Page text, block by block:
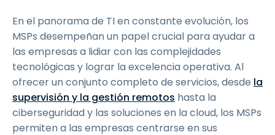
En el panorama de TI en constante evolución, los
MSPs desempeñan un papel crucial para ayudar a
las empresas a lidiar con las complejidades
tecnológicas y lograr la excelencia operativa. Al
ofrecer un conjunto completo de servicios, desde la
supervisión y la gestión remotos hasta la
ciberseguridad y las soluciones en la cloud, los MSPs
permiten a las empresas centrarse en sus